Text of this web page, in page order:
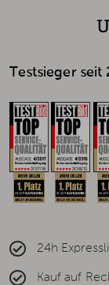
Testsieger seit
24h
Kauf auf